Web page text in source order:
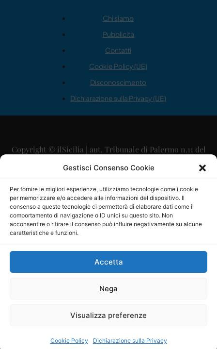
Gestisci Consenso Cookie
Per fornire le migliori esperienze, utilizziamo tecnologie come i cookie
per memorizzare e/o accedere alle informazioni del dispositivo. Il
consenso a queste tecnologie ci permetterà di elaborare dati come il
comportamento di navigazione o ID unici su questo sito. Non
acconsentire o ritirare il consenso può influire negativamente su alcune
caratteristiche e funzioni.
Accetta
Nega
Visualizza preferenze
Cookie Policy Dichiarazione sulla Privacy
Chi siamo
Pubblicità
Contatti
Cookie Policy (UE)
Disconoscimento
Dichiarazione sulla Privacy (UE)
Copyright © ilSicilia | aut. Tribunale di Palermo n.11 del
29/09/2015
Direttore Editoriale: Maurizio Scaglione
Direttore Responsabile: Maria Calabrese
P.IVA: 06334930820
Mercurio Comunicazione Società Cooperativa a r.l. è
iscritta al Registro degli Operatori di Comunicazione al
Sito gestito daLa Digitale srl–info@ladigitale.it